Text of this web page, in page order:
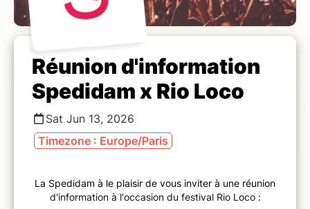
Réunion d'information
Spedidam x Rio Loco
Sat Jun 13, 2026
Timezone : Europe/Paris
La Spedidam à le plaisir de vous inviter à une réunion
d'information à l'occasion du festival Rio Loco :